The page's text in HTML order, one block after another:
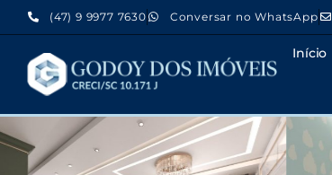
(47) 9 9977 7630 Conversar no WhatsApp
Início